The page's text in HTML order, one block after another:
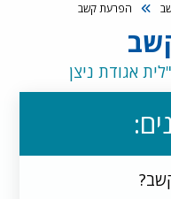
הפרעת קשב
אגודת ניצן